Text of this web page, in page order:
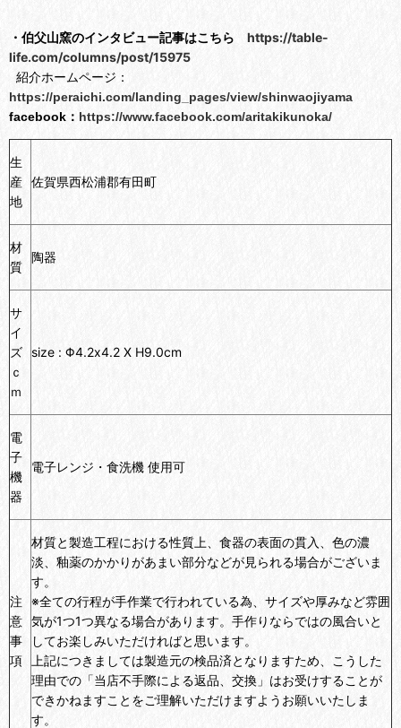
・伯父山窯のインタビュー記事はこちら https://table-
life.com/columns/post/15975
紹介ホームページ：
https://peraichi.com/landing_pages/view/shinwaojiyama
facebook： https://www.facebook.com/aritakikunoka/
生
産
地
佐賀県西松浦郡有田町
材
質
陶器
サ
イ
ズ
ｃ
ｍ
size : Φ4.2x4.2 X H9.0cm
電
子
機
器
電子レンジ・食洗機 使用可
注
意
事
項
材質と製造工程における性質上、食器の表面の貫入、色の濃
淡、釉薬のかかりがあまい部分などが見られる場合がございま
す。
※全ての行程が手作業で行われている為、サイズや厚みなど雰囲
気が1つ1つ異なる場合があります。手作りならではの風合いと
してお楽しみいただければと思います。
上記につきましては製造元の検品済となりますため、こうした
理由での「当店不手際による返品、交換」はお受けすることが
できかねますことをご理解いただけますようお願いいたしま
す。